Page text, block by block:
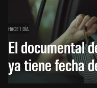
HACE 1 DÍA
El documental
ya tiene fecha